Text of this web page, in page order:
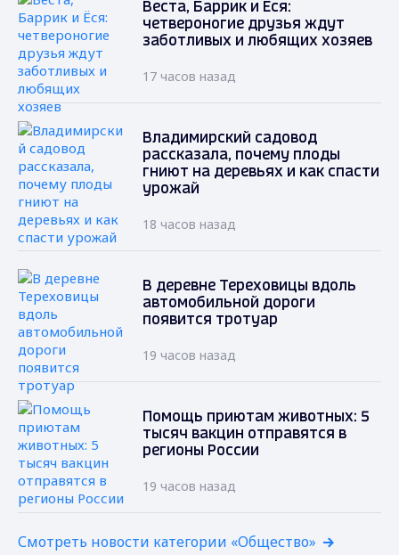
Веста, Баррик и Ёся:
четвероногие друзья ждут
заботливых и любящих хозяев
17 часов назад
Владимирский садовод
рассказала, почему плоды
гниют на деревьях и как спасти
урожай
18 часов назад
В деревне Тереховицы вдоль
автомобильной дороги
появится тротуар
19 часов назад
Помощь приютам животных: 5
тысяч вакцин отправятся в
регионы России
19 часов назад
Смотреть новости категории «Общество»